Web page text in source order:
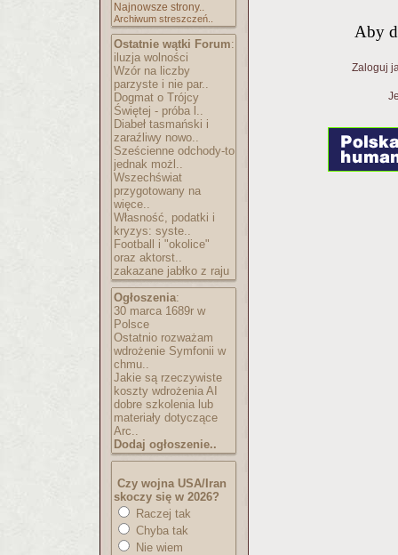
Najnowsze strony..
Archiwum streszczeń..
Ostatnie wątki Forum:
iluzja wolności
Wzór na liczby
parzyste i nie par..
Dogmat o Trójcy
Świętej - próba l..
Diabeł tasmański i
zaraźliwy nowo..
Sześcienne odchody-to
jednak możl..
Wszechświat
przygotowany na
więce..
Własność, podatki i
kryzys: syste..
Football i "okolice"
oraz aktorst..
zakazane jabłko z raju
Ogłoszenia:
30 marca 1689r w
Polsce
Ostatnio rozważam
wdrożenie Symfonii w
chmu..
Jakie są rzeczywiste
koszty wdrożenia AI
dobre szkolenia lub
materiały dotyczące
Arc..
Dodaj ogłoszenie..
Czy wojna USA/Iran
skoczy się w 2026?
Raczej tak
Chyba tak
Nie wiem
Aby
Zaloguj